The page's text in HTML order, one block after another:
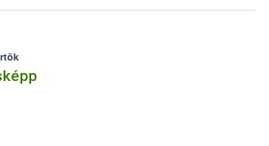
több mint 2 tonna, mintegy 10 millió forint